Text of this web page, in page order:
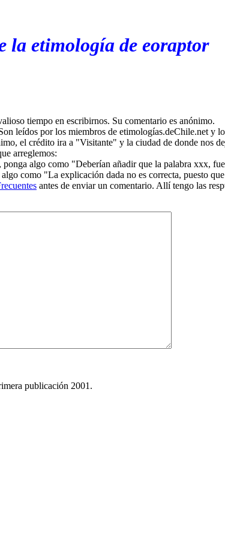
la etimología de eoraptor
tiempo en escribirnos. Su comentario es anónimo.
leídos por los miembros de etimologías.deChile.net y
el crédito ira a "Visitante" y la ciudad de donde nos
arreglemos:
algo como "Deberían añadir que la palabra xxx,
como "La explicación dada no es correcta, puesto
antes de enviar un comentario. Allí tengo las
publicación 2001.